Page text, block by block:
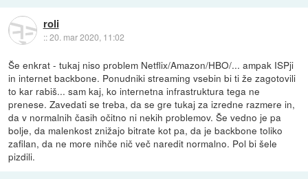
roli
::20. mar 2020, 11:02
Še enkrat - tukaj niso problem Netflix/Amazon/HBO/... ampak ISPji
in internet backbone. Ponudniki streaming vsebin bi ti že zagotovili
to kar rabiš... sam kaj, ko internetna infrastruktura tega ne
prenese. Zavedati se treba, da se gre tukaj za izredne razmere in,
da v normalnih časih očitno ni nekih problemov. Še vedno je pa
bolje, da malenkost znižajo bitrate kot pa, da je backbone toliko
zafilan, da ne more nihče nič več naredit normalno. Pol bi šele
pizdili.